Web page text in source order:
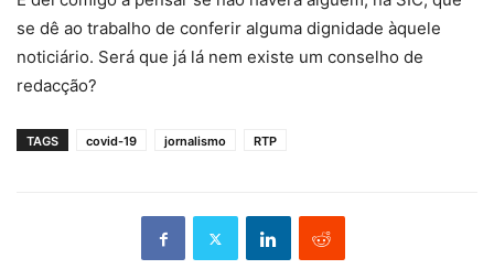
se dê ao trabalho de conferir alguma dignidade àquele
noticiário. Será que já lá nem existe um conselho de
redacção?
TAGS covid-19 jornalismo RTP